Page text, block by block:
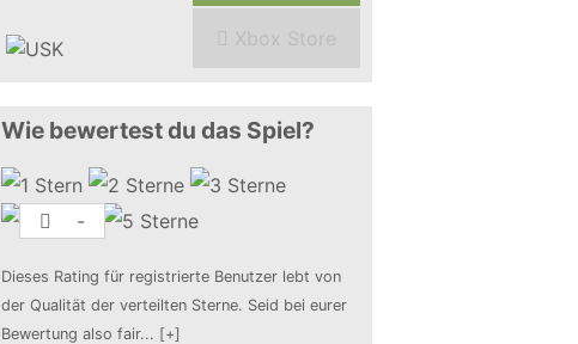
Xbox Store
Wie bewertest du das Spiel?
-
Dieses Rating für registrierte Benutzer lebt von
der Qualität der verteilten Sterne. Seid bei eurer
Bewertung also fair... [+]